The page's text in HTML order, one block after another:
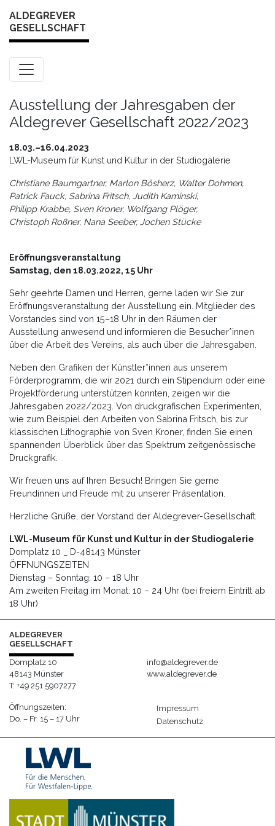
ALDEGREVER
GESELLSCHAFT
Ausstellung der Jahresgaben der
Aldegrever Gesellschaft 2022/2023
18.03.–16.04.2023
LWL-Museum für Kunst und Kultur in der Studiogalerie
Christiane Baumgartner, Marlon Bösherz, Walter Dohmen,
Patrick Fauck, Sabrina Fritsch, Judith Kaminski,
Philipp Krabbe, Sven Kroner, Wolfgang Plöger,
Christoph Roßner, Nana Seeber, Jochen Stücke
Eröffnungsveranstaltung
Samstag, den 18.03.2022, 15 Uhr
Sehr geehrte Damen und Herren, gerne laden wir Sie zur
Eröffnungsveranstaltung der Ausstellung ein. Mitglieder des
Vorstandes sind von 15–18 Uhr in den Räumen der
Ausstellung anwesend und informieren die Besucher*innen
über die Arbeit des Vereins, als auch über die Jahresgaben.
Neben den Grafiken der Künstler*innen aus unserem
Förderprogramm, die wir 2021 durch ein Stipendium oder eine
Projektförderung unterstützen konnten, zeigen wir die
Jahresgaben 2022/2023. Von druckgrafischen Experimenten,
wie zum Beispiel den Arbeiten von Sabrina Fritsch, bis zur
klassischen Lithographie von Sven Kroner, finden Sie einen
spannenden Überblick über das Spektrum zeitgenössische
Druckgrafik.
Wir freuen uns auf Ihren Besuch! Bringen Sie gerne
Freundinnen und Freude mit zu unserer Präsentation.
Herzliche Grüße, der Vorstand der Aldegrever-Gesellschaft
LWL-Museum für Kunst und Kultur in der Studiogalerie
Domplatz 10 _ D-48143 Münster
ÖFFNUNGSZEITEN
Dienstag – Sonntag: 10 – 18 Uhr
Am zweiten Freitag im Monat: 10 – 24 Uhr (bei freiem Eintritt ab
18 Uhr)
ALDEGREVER
GESELLSCHAFT
Domplatz 10
48143 Münster
T: +49 251 5907277
info@aldegrever.de
www.aldegrever.de
Öffnungszeiten:
Do. – Fr. 15 – 17 Uhr
Impressum
Datenschutz